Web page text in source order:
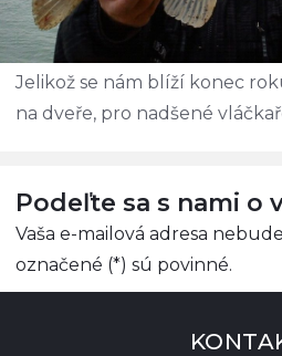
Jelikož se nám blíží konec
na dveře, pro nadšené
Podeľte sa s nami o
Vaša e-mailová adresa
označené (*) sú povinné.